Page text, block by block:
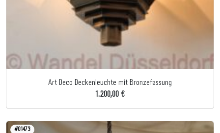
Art Deco Deckenleuchte mit Bronzefassung
1.200,00 €
#01473